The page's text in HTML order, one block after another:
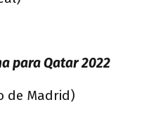
para Qatar 2022
de Madrid)